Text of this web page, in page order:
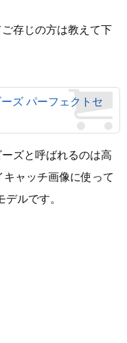
存じの方は教えて下
ズ パーフェクトセ
ズと呼ばれるのは高
ャッチ画像に使って
ルです。